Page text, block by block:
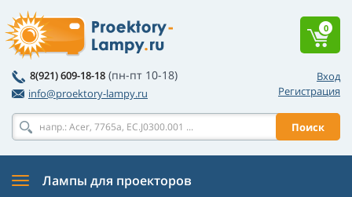
Вход
Регистрация
8(921) 609-18-18 (пн-пт 10-18)
info@proektory-lampy.ru
Поиск
0
Лампы для проекторов